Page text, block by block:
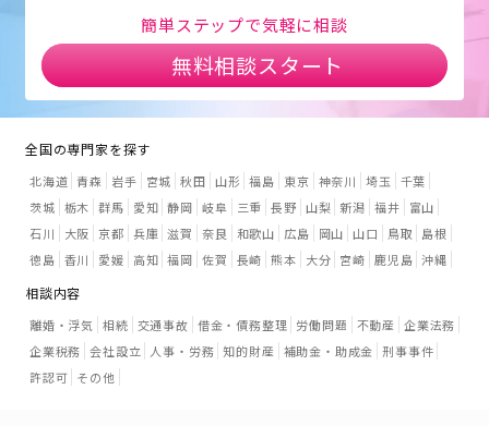
簡単ステップで気軽に相談
無料相談スタート
全国の専門家を探す
北海道 青森 岩手 宮城 秋田 山形 福島 東京 神奈川 埼玉
千葉
茨城 栃木 群馬 愛知 静岡 岐阜 三重 長野 山梨 新潟 福井
富山
石川
大阪 京都 兵庫 滋賀 奈良 和歌山 広島 岡山 山口 鳥取
島根
徳島 香川 愛媛 高知 福岡 佐賀 長崎 熊本 大分 宮崎 鹿児島 沖縄
相談内容
離婚・浮気 相続 交通事故 借金・債務整理 労働問題 不動産 企業法務
企業税務 会社設立 人事・労務 知的財産 補助金・助成金 刑事事件
許認可 その他